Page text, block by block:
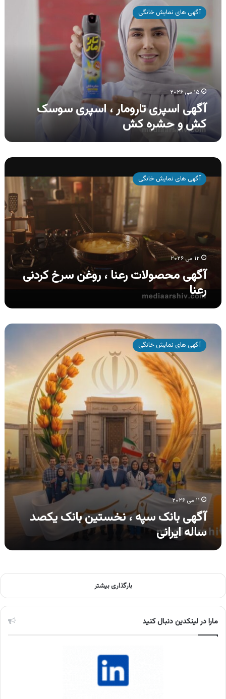
تارومار
سوسک
کش
آگهی های نمایش خانگی
۱۵ می ۲۰۲۶
آگهی اسپری تارومار ، اسپری سوسک
کش و حشره کش
آگهی
محصولات
رعنا
آگهی های نمایش خانگی
۱۲ می ۲۰۲۶
آگهی محصولات رعنا ، روغن سرخ کردنی
رعنا
آگهی
بانک
یکصد
آگهی های نمایش خانگی
۱۱ می ۲۰۲۶
آگهی بانک سپه ، نخستین بانک یکصد
ساله ایرانی
بارگذاری بیشتر
مارا در لینکدین دنبال کنید